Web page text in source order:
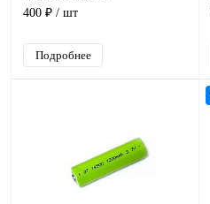
400 ₽ / шт
Подробнее